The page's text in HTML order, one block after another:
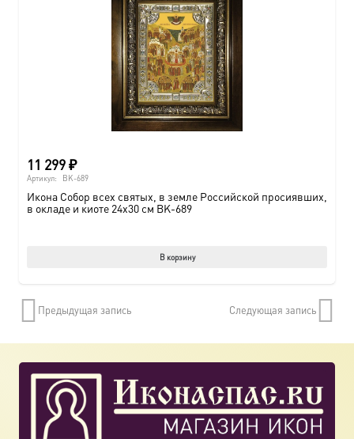
11 299₽
Артикул: BK-689
Икона Собор всех святых, в земле Российской просиявших,
в окладе и киоте 24х30 см BK-689
В корзину
Предыдущая запись Следующая запись